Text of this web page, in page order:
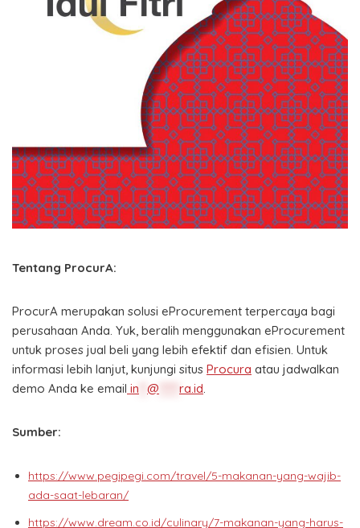
Tentang ProcurA:
ProcurA merupakan solusi eProcurement terpercaya bagi
perusahaan Anda. Yuk, beralih menggunakan eProcurement
untuk proses jual beli yang lebih efektif dan efisien. Untuk
informasi lebih lanjut, kunjungi situs Procura atau jadwalkan
demo Anda ke email in @ ra.id
Sumber:
https://www.pegipegi.com/travel/5-makanan-yang-wajib-
ada-saat-lebaran/
https://www.dream.co.id/culinary/7-makanan-yang-harus-